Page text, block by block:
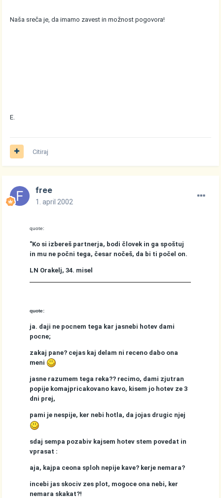
Naša sreča je, da imamo zavest in možnost pogovora!
E.
Citiraj
free
1. april 2002
quote:
"Ko si izbereš partnerja, bodi človek in ga spoštuj
in mu ne počni tega, česar nočeš, da bi ti počel on.
LN Orakelj, 34. misel
quote:
ja. daji ne pocnem tega kar jasnebi hotev dami
pocne;
zakaj pane? cejas kaj delam ni receno dabo ona
meni
jasne razumem tega reka?? recimo, dami zjutran
popije komajpricakovano kavo, kisem jo hotev ze 3
dni prej,
pami je nespije, ker nebi hotla, da jojas drugic njej
sdaj sempa pozabiv kajsem hotev stem povedat in
vprasat :
aja, kajpa ceona sploh nepije kave? kerje nemara?
incebi jas skociv zes plot, mogoce ona nebi, ker
nemara skakat?!